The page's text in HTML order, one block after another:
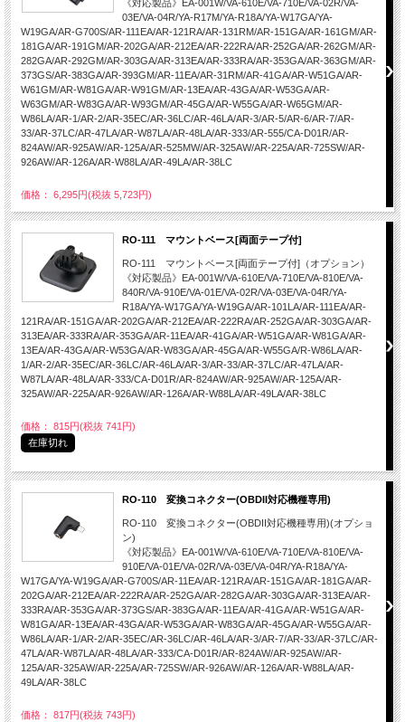
《対応製品》EA-001W/VA-610E/VA-710E/VA-02R/VA-
03E/VA-04R/YA-R17M/YA-R18A/YA-W17GA/YA-
W19GA/AR-G700S/AR-111EA/AR-121RA/AR-131RM/AR-151GA/AR-161GM/AR-
181GA/AR-191GM/AR-202GA/AR-212EA/AR-222RA/AR-252GA/AR-262GM/AR-
282GA/AR-292GM/AR-303GA/AR-313EA/AR-333RA/AR-353GA/AR-363GM/AR-
373GS/AR-383GA/AR-393GM/AR-11EA/AR-31RM/AR-41GA/AR-W51GA/AR-
W61GM/AR-W81GA/AR-W91GM/AR-13EA/AR-43GA/AR-W53GA/AR-
W63GM/AR-W83GA/AR-W93GM/AR-45GA/AR-W55GA/AR-W65GM/AR-
W86LA/AR-1/AR-2/AR-35EC/AR-36LC/AR-46LA/AR-3/AR-5/AR-6/AR-7/AR-
33/AR-37LC/AR-47LA/AR-W87LA/AR-48LA/AR-333/AR-555/CA-D01R/AR-
824AW/AR-925AW/AR-125A/AR-525MW/AR-325AW/AR-225A/AR-725SW/AR-
926AW/AR-126A/AR-W88LA/AR-49LA/AR-38LC
価格： 6,295円(税抜 5,723円)
RO-111 マウントベース[両面テープ付]
RO-111 マウントベース[両面テープ付]（オプション）
《対応製品》EA-001W/VA-610E/VA-710E/VA-810E/VA-
840R/VA-910E/VA-01E/VA-02R/VA-03E/VA-04R/YA-
R18A/YA-W17GA/YA-W19GA/AR-101LA/AR-111EA/AR-
121RA/AR-151GA/AR-202GA/AR-212EA/AR-222RA/AR-252GA/AR-303GA/AR-
313EA/AR-333RA/AR-353GA/AR-11EA/AR-41GA/AR-W51GA/AR-W81GA/AR-
13EA/AR-43GA/AR-W53GA/AR-W83GA/AR-45GA/AR-W55GA/R-W86LA/AR-
1/AR-2/AR-35EC/AR-36LC/AR-46LA/AR-3/AR-33/AR-37LC/AR-47LA/AR-
W87LA/AR-48LA/AR-333/CA-D01R/AR-824AW/AR-925AW/AR-125A/AR-
325AW/AR-225A/AR-926AW/AR-126A/AR-W88LA/AR-49LA/AR-38LC
価格： 815円(税抜 741円)
在庫切れ
RO-110 変換コネクター(OBDII対応機種専用)
RO-110 変換コネクター(OBDII対応機種専用)(オプショ
ン)
《対応製品》EA-001W/VA-610E/VA-710E/VA-810E/VA-
910E/VA-01E/VA-02R/VA-03E/VA-04R/YA-R18A/YA-
W17GA/YA-W19GA/AR-G700S/AR-11EA/AR-121RA/AR-151GA/AR-181GA/AR-
202GA/AR-212EA/AR-222RA/AR-252GA/AR-282GA/AR-303GA/AR-313EA/AR-
333RA/AR-353GA/AR-373GS/AR-383GA/AR-11EA/AR-41GA/AR-W51GA/AR-
W81GA/AR-13EA/AR-43GA/AR-W53GA/AR-W83GA/AR-45GA/AR-W55GA/AR-
W86LA/AR-1/AR-2/AR-35EC/AR-36LC/AR-46LA/AR-3/AR-7/AR-33/AR-37LC/AR-
47LA/AR-W87LA/AR-48LA/AR-333/CA-D01R/AR-824AW/AR-925AW/AR-
125A/AR-325AW/AR-225A/AR-725SW/AR-926AW/AR-126A/AR-W88LA/AR-
49LA/AR-38LC
価格： 817円(税抜 743円)